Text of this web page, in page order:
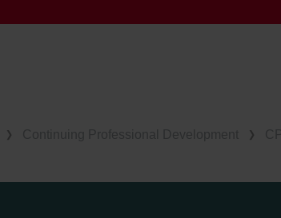
o ochronie danych Zehnder